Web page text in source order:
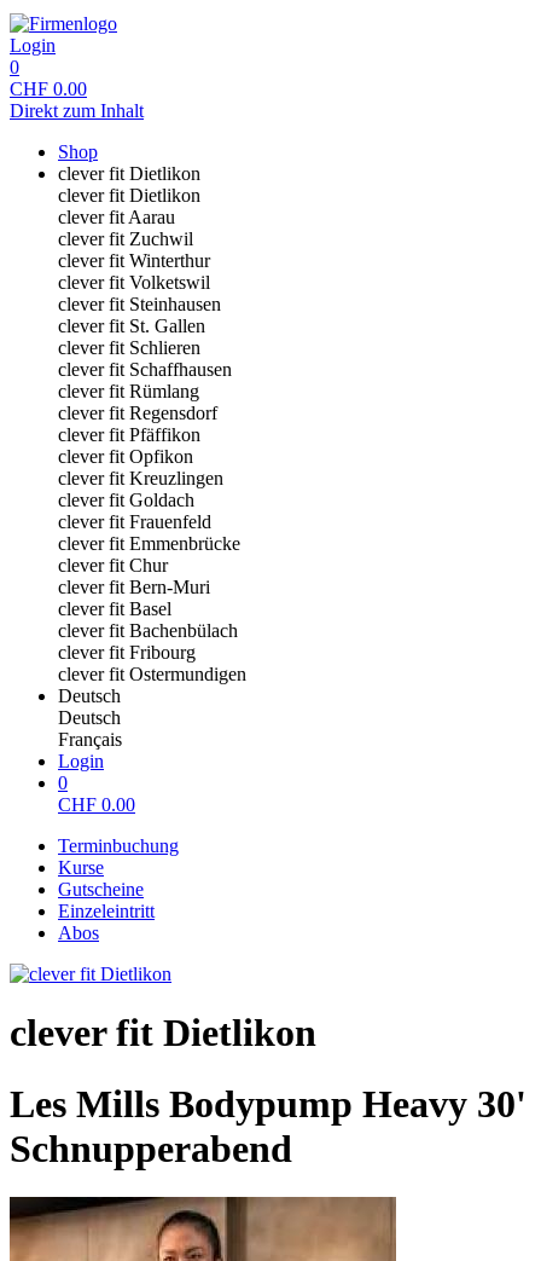
Login
0
CHF 0.00
Direkt zum Inhalt
Shop
clever fit Dietlikon
clever fit Dietlikon
clever fit Aarau
clever fit Zuchwil
clever fit Winterthur
clever fit Volketswil
clever fit Steinhausen
clever fit St. Gallen
clever fit Schlieren
clever fit Schaffhausen
clever fit Rümlang
clever fit Regensdorf
clever fit Pfäffikon
clever fit Opfikon
clever fit Kreuzlingen
clever fit Goldach
clever fit Frauenfeld
clever fit Emmenbrücke
clever fit Chur
clever fit Bern-Muri
clever fit Basel
clever fit Bachenbülach
clever fit Fribourg
clever fit Ostermundigen
Deutsch
Deutsch
Français
Login
0
CHF 0.00
Terminbuchung
Kurse
Gutscheine
Einzeleintritt
Abos
clever fit Dietlikon
Les Mills Bodypump Heavy 30'
Schnupperabend